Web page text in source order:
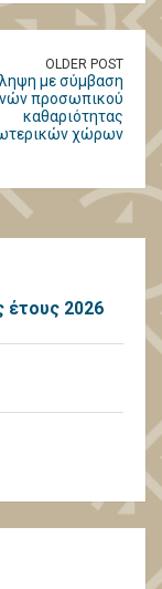
OLDER POST
με σύμβαση
προσωπικού
καθαριότητας
χώρων
έτους 2026